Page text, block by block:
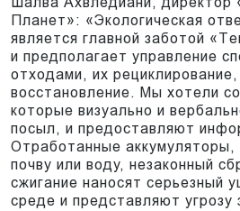
Планет»: «Экологическая
является главной заботой
и предполагает управление
отходами, их
восстановление. Мы хотели
которые визуально и
посыл, и предоставляют
Отработанные аккумуляторы,
почву или воду, незаконный
сжигание наносят серьезный
среде и представляют